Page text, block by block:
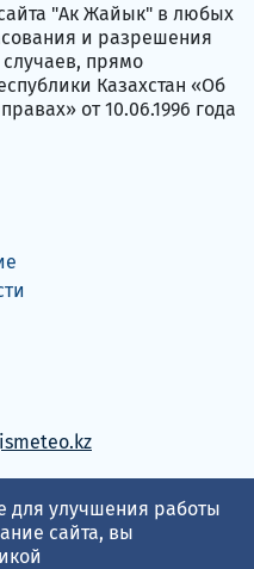
"Ак Жайык" в любых
и разрешения
прямо
Казахстан «Об
от 10.06.1996 года
улучшения работы
сайта, вы